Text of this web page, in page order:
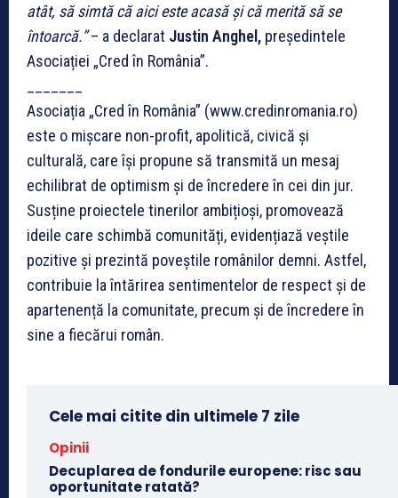
atât, să simtă că aici este acasă și că merită să se
întoarcă.”– a declarat Justin Anghel, președintele
Asociației „Cred în România”.
Asociația „Cred în România” (www.credinromania.ro)
este o mișcare non-profit, apolitică, civică și
culturală, care își propune să transmită un mesaj
echilibrat de optimism și de încredere în cei din jur.
Susține proiectele tinerilor ambițioși, promovează
ideile care schimbă comunități, evidențiază veștile
pozitive și prezintă poveștile românilor demni. Astfel,
contribuie la întărirea sentimentelor de respect și de
apartenență la comunitate, precum și de încredere în
sine a fiecărui român.
Cele mai citite din ultimele 7 zile
Opinii
Decuplarea de fondurile europene: risc sau
oportunitate ratată?